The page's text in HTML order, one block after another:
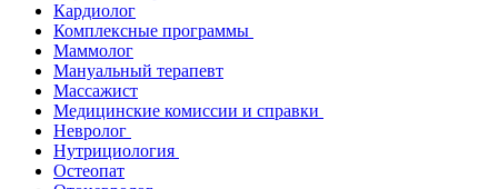
Кардиолог
Комплексные программы
Маммолог
Мануальный терапевт
Массажист
Медицинские комиссии и справки
Невролог
Нутрициология
Остеопат